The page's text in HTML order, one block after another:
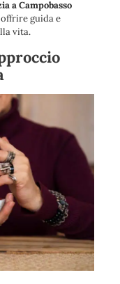
a Campobasso
guida e
vita.